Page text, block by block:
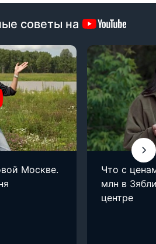
советы на
Москве.
Что с
млн в
центре